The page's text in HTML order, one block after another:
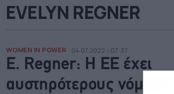
EVELYN REGNER
WOMEN IN POWER 04.07.2022 - 07:37
E. Regner: H EE έχει
αυστηρότερους νόμους